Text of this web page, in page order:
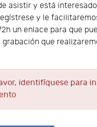
asistir y está
y le
un enlace para que
que
identifíquese para